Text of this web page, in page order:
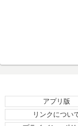
アプリ版
リンクについ